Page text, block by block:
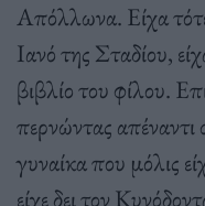
Απόλλωνα. Είχα
Ιανό της Σταδίου,
βιβλίο του φίλου.
περνώντας
γυναίκα που μόλις
είχε δει τον